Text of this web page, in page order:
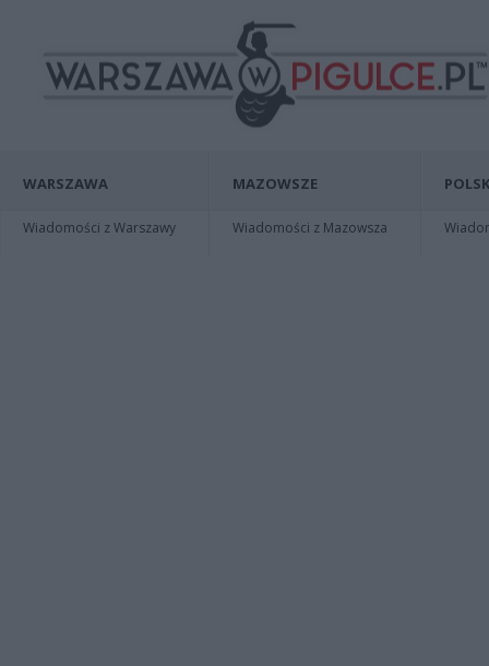
WARSZAWA
Wiadomości z Warszawy
MAZOWSZE
Wiadomości z Mazowsza